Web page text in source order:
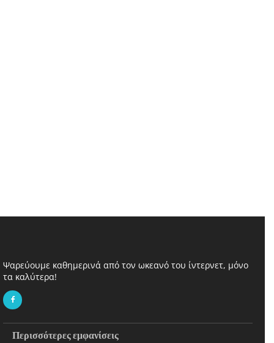
Ψαρεύουμε καθημερινά από τον ωκεανό του ίντερνετ, μόνο
τα καλύτερα!
Περισσότερες εμφανίσεις